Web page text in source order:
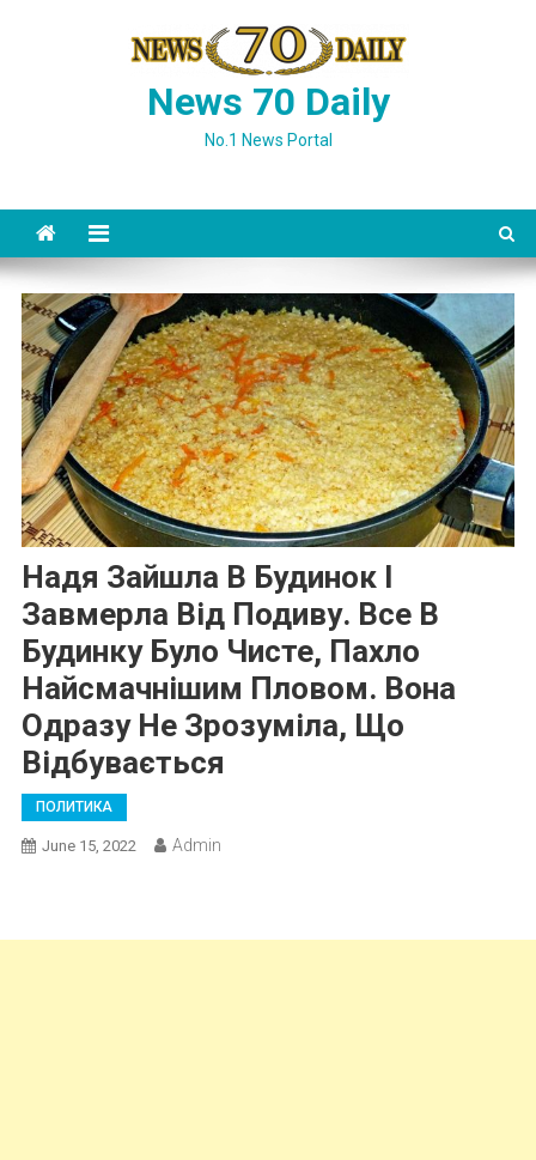
News 70 Daily
No.1 News Portal
Надя Зайшла В Будинок І
Завмерла Від Подиву. Все В
Будинку Було Чисте, Пахло
Найсмачнішим Пловом. Вона
Одразу Не Зрозуміла, Що
Відбувається
ПОЛИТИКА
June 15, 2022 Admin